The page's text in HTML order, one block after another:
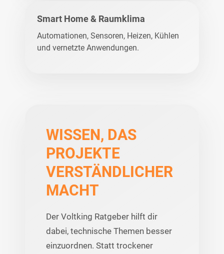
Smart Home & Raumklima
Automationen, Sensoren, Heizen, Kühlen
und vernetzte Anwendungen.
WISSEN, DAS
PROJEKTE
VERSTÄNDLICHER
MACHT
Der Voltking Ratgeber hilft dir
dabei, technische Themen besser
einzuordnen. Statt trockener